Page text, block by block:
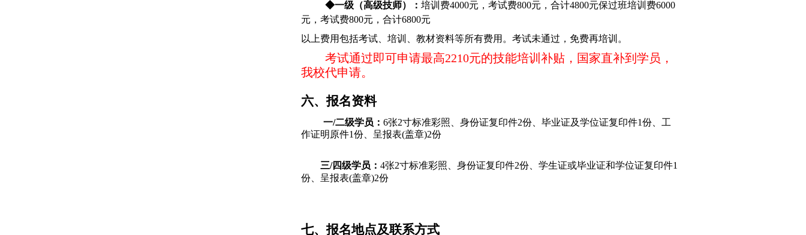
◆一级（高级技师）： 培训费4000元，考试费800元，合计4800元保过班培训费6000
元，考试费800元，合计6800元
以上费用包括考试、培训、教材资料等所有费用。 考试未通过，免费再培训。
考试通过即可申请最高2210元的技能培训补贴，国家直补到学员，
我校代申请。
六、报名资料
一/二级学员： 6张2寸标准彩照、身份证复印件2份、毕业证及学位证复印件1份、工
作证明原件1份、呈报表(盖章)2份
三/四级学员： 4张2寸标准彩照、身份证复印件2份、学生证或毕业证和学位证复印件1
份、呈报表(盖章)2份
七、报名地点及联系方式